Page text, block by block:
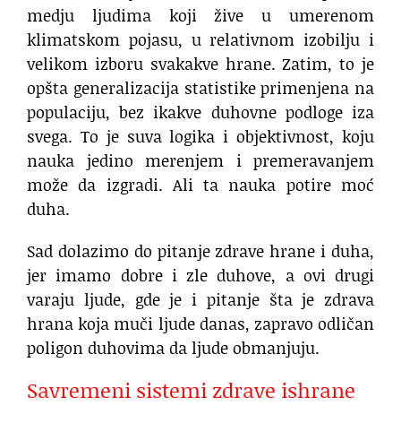
medju ljudima koji žive u umerenom
klimatskom pojasu, u relativnom izobilju i
velikom izboru svakakve hrane. Zatim, to je
opšta generalizacija statistike primenjena na
populaciju, bez ikakve duhovne podloge iza
svega. To je suva logika i objektivnost, koju
nauka jedino merenjem i premeravanjem
može da izgradi. Ali ta nauka potire moć
duha.
Sad dolazimo do pitanje zdrave hrane i duha,
jer imamo dobre i zle duhove, a ovi drugi
varaju ljude, gde je i pitanje šta je zdrava
hrana koja muči ljude danas, zapravo odličan
poligon duhovima da ljude obmanjuju.
Savremeni sistemi zdrave ishrane